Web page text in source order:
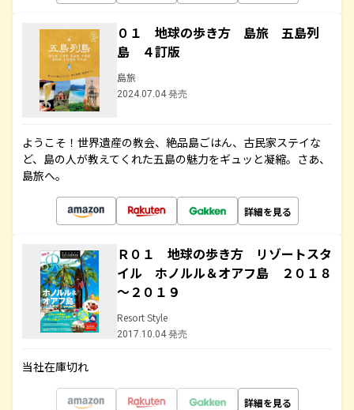
０１ 地球の歩き方 島旅 五島列
島 ４訂版
島旅
2024.07.04 発売
ようこそ！世界遺産の教会、絶品島ごはん、古民家ステイな
ど、島の人が教えてくれた五島の魅力をギュッと凝縮。さあ、
島旅へ。
詳細を見る
Ｒ０１ 地球の歩き方 リゾートスタ
イル ホノルル＆オアフ島 ２０１８
～２０１９
Resort Style
2017.10.04 発売
当社在庫切れ
詳細を見る